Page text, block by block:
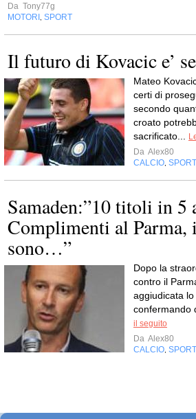
Da Tony77g
MOTORI SPORT
Il futuro di Kovacic e’
Mateo
certi di
secondo
croato
sacrificato...
Da Alex80
CALCIO SPORT
Samaden:”10 titoli in 5
Complimenti al Parma,
sono…”
Dopo la
contro il
aggiudicata
confermando
il seguito
Da Alex80
CALCIO SPORT